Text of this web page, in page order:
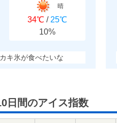
晴
34℃ / 25℃
10%
キ氷が食べたいな
日間のアイス指数